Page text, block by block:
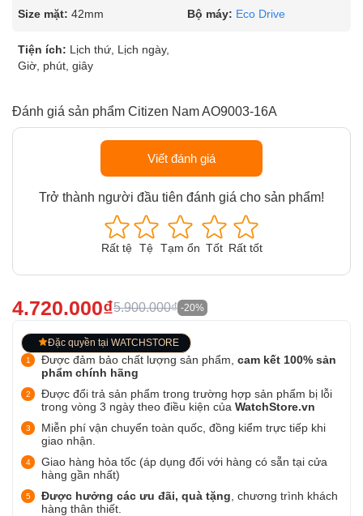
Size mặt: 42mm Bộ máy: Eco Drive
Tiện ích: Lịch thứ, Lịch ngày,
Giờ, phút, giây
Đánh giá sản phẩm Citizen Nam AO9003-16A
Viết đánh giá
Trở thành người đầu tiên đánh giá cho sản phẩm!
Rất tệ Tệ Tạm ổn Tốt Rất tốt
4.720.000₫5.900.000₫ -20%
Đặc quyền tại WATCHSTORE
Được đảm bảo chất lượng sản phẩm, cam kết 100% sản
phẩm chính hãng
Được đổi trả sản phẩm trong trường hợp sản phẩm bị lỗi
trong vòng 3 ngày theo điều kiện của WatchStore.vn
Miễn phí vận chuyển toàn quốc, đồng kiểm trực tiếp khi
giao nhận.
Giao hàng hỏa tốc (áp dụng đối với hàng có sẵn tại cửa
hàng gần nhất)
Được hưởng các ưu đãi, quà tặng , chương trình khách
hàng thân thiết.